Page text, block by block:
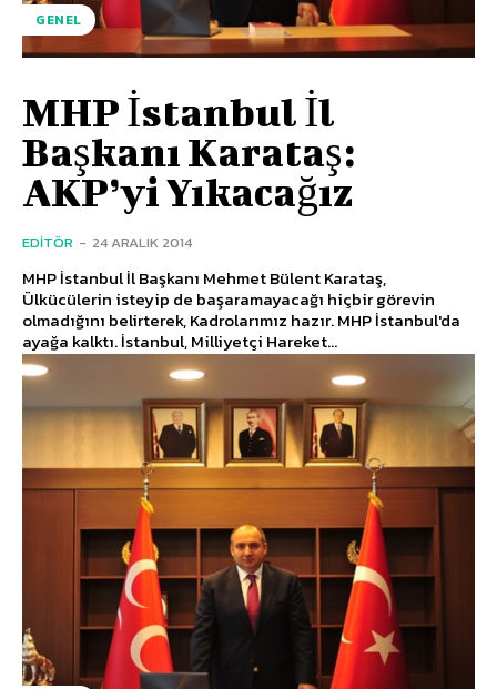
GENEL
MHP İstanbul İl
Başkanı Karataş:
AKP’yi Yıkacağız
EDITÖR - 24 ARALIK 2014
MHP İstanbul İl Başkanı Mehmet Bülent Karataş,
Ülkücülerin isteyip de başaramayacağı hiçbir görevin
olmadığını belirterek, Kadrolarımız hazır. MHP İstanbul'da
ayağa kalktı. İstanbul, Milliyetçi Hareket...